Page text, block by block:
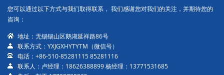
您可以通过以下方式与我们取得联系， 我们感谢您对我们的关注，并期待您的
咨询：
地址：无锡锡山区鹅湖延祥路86号
联系方式：YXJGXHYTYTM（微信号）
电话：+86-510-85281115 85281116
联系人：卢经理：18626388899 杨经理：13771531685